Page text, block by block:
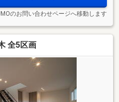
のお問い合わせページへ移動します
全5区画